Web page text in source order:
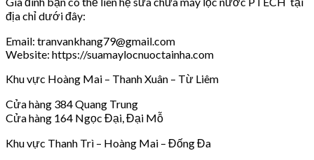
địa chỉ dưới đây:
Email: tranvankhang79@gmail.com
Website: https://suamaylocnuoctainha.com
Khu vực Hoàng Mai – Thanh Xuân – Từ Liêm
Cửa hàng 384 Quang Trung
Cửa hàng 164 Ngọc Đại, Đại Mỗ
Khu vực Thanh Trì – Hoàng Mai – Đống Đa